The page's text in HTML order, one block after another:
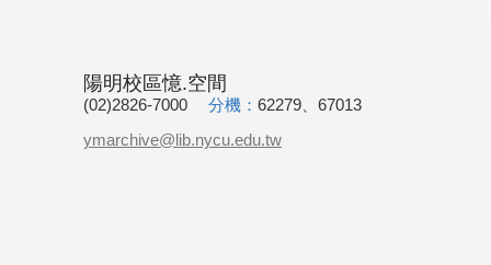
陽明校區憶.空間
(02)2826-7000 分機： 62279、67013
ymarchive@lib.nycu.edu.tw